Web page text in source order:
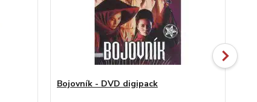
Bojovník - DVD digipack